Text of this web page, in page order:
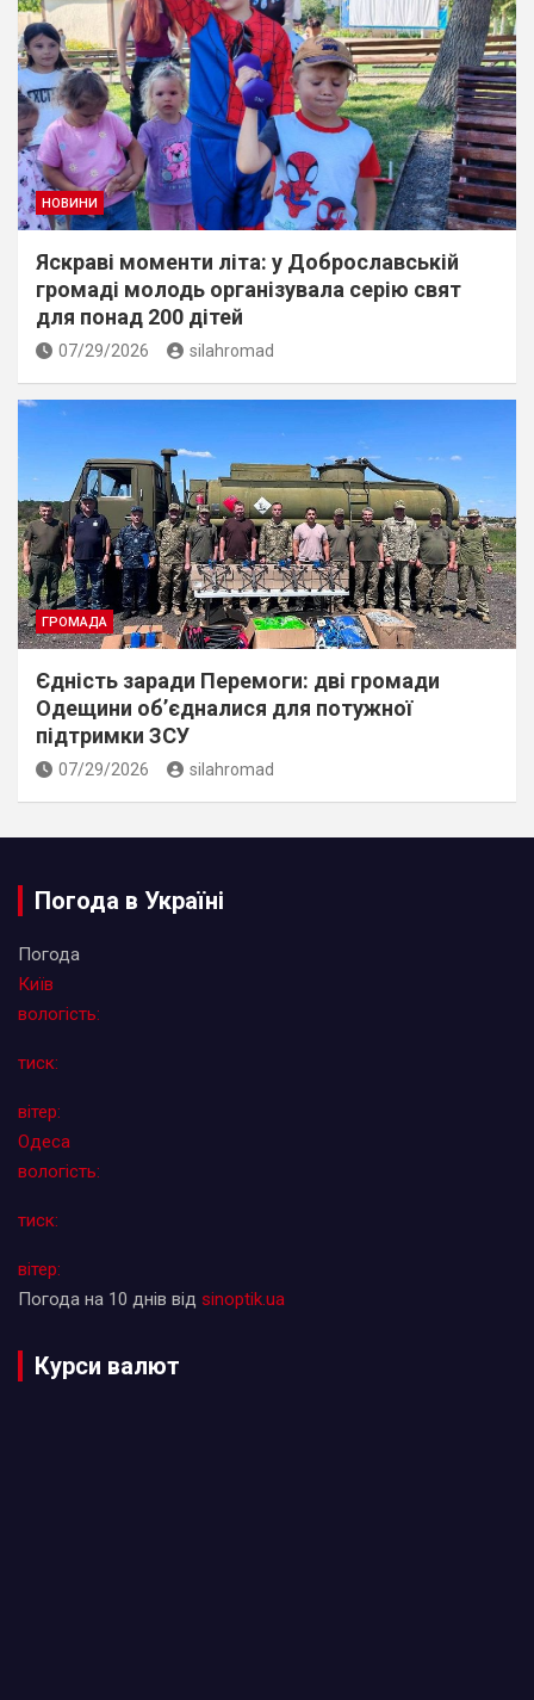
НОВИНИ
Яскраві моменти літа: у Доброславській
громаді молодь організувала серію свят
для понад 200 дітей
07/29/2026 silahromad
ГРОМАДА
Єдність заради Перемоги: дві громади
Одещини об’єдналися для потужної
підтримки ЗСУ
07/29/2026 silahromad
Погода в Україні
Погода
Київ
вологість:
тиск:
вітер:
Одеса
вологість:
тиск:
вітер:
Погода на 10 днів від sinoptik.ua
Курси валют